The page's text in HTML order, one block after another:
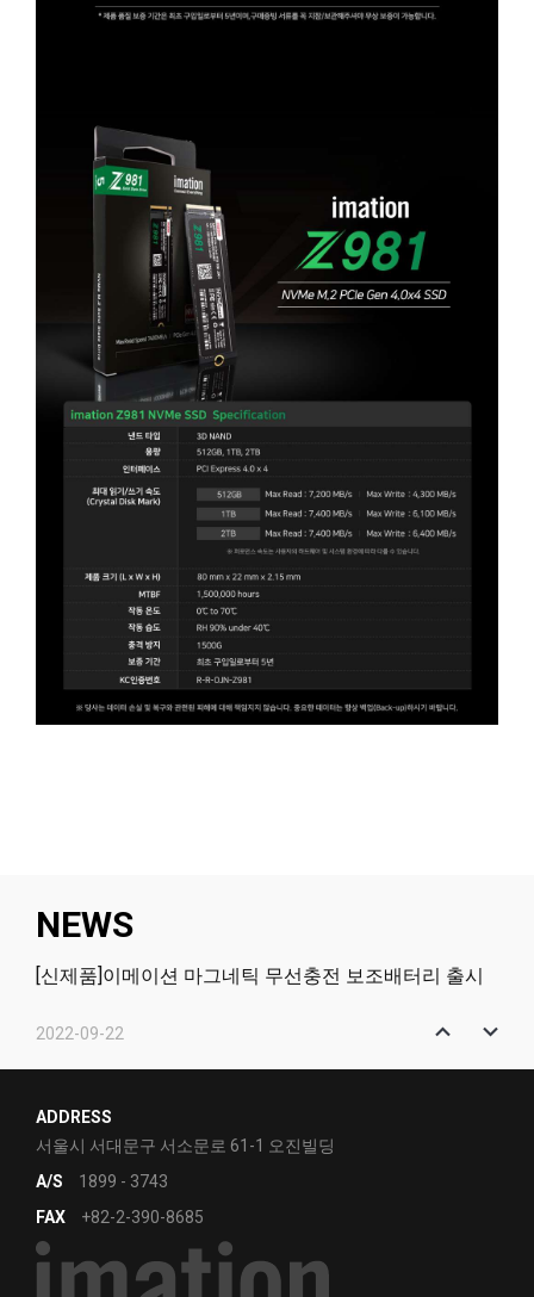
NEWS
[신제품]이메이션 마그네틱 무선충전 보조배터리 출시
2022-09-22
2022-01-12
[신제품]고효율의 PCIe NVMe - Q831
ADDRESS
서울시 서대문구 서소문로 61-1 오진빌딩
A/S
1899 - 3743
FAX
+82-2-390-8685